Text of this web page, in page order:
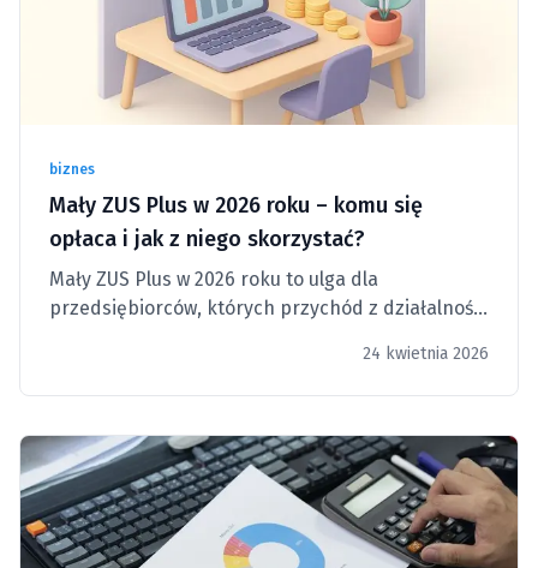
biznes
Mały ZUS Plus w 2026 roku – komu się
opłaca i jak z niego skorzystać?
Mały ZUS Plus w 2026 roku to ulga dla
przedsiębiorców, których przychód z działalności
prowadzili firmę przez co najmniej 60 dni.
24 kwietnia 2026